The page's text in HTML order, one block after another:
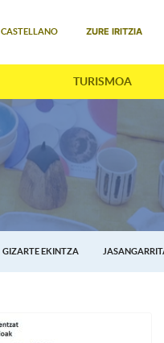
CASTELLANO ZURE IRITZIA
TURISMOA
GIZARTE EKINTZA